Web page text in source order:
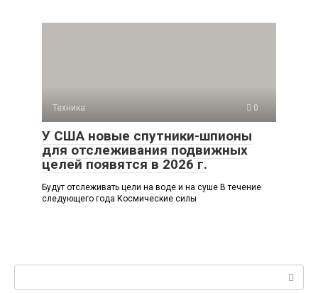
Техника 0
У США новые спутники-шпионы
для отслеживания подвижных
целей появятся в 2026 г.
Будут отслеживать цели на воде и на суше В течение
следующего года Космические силы